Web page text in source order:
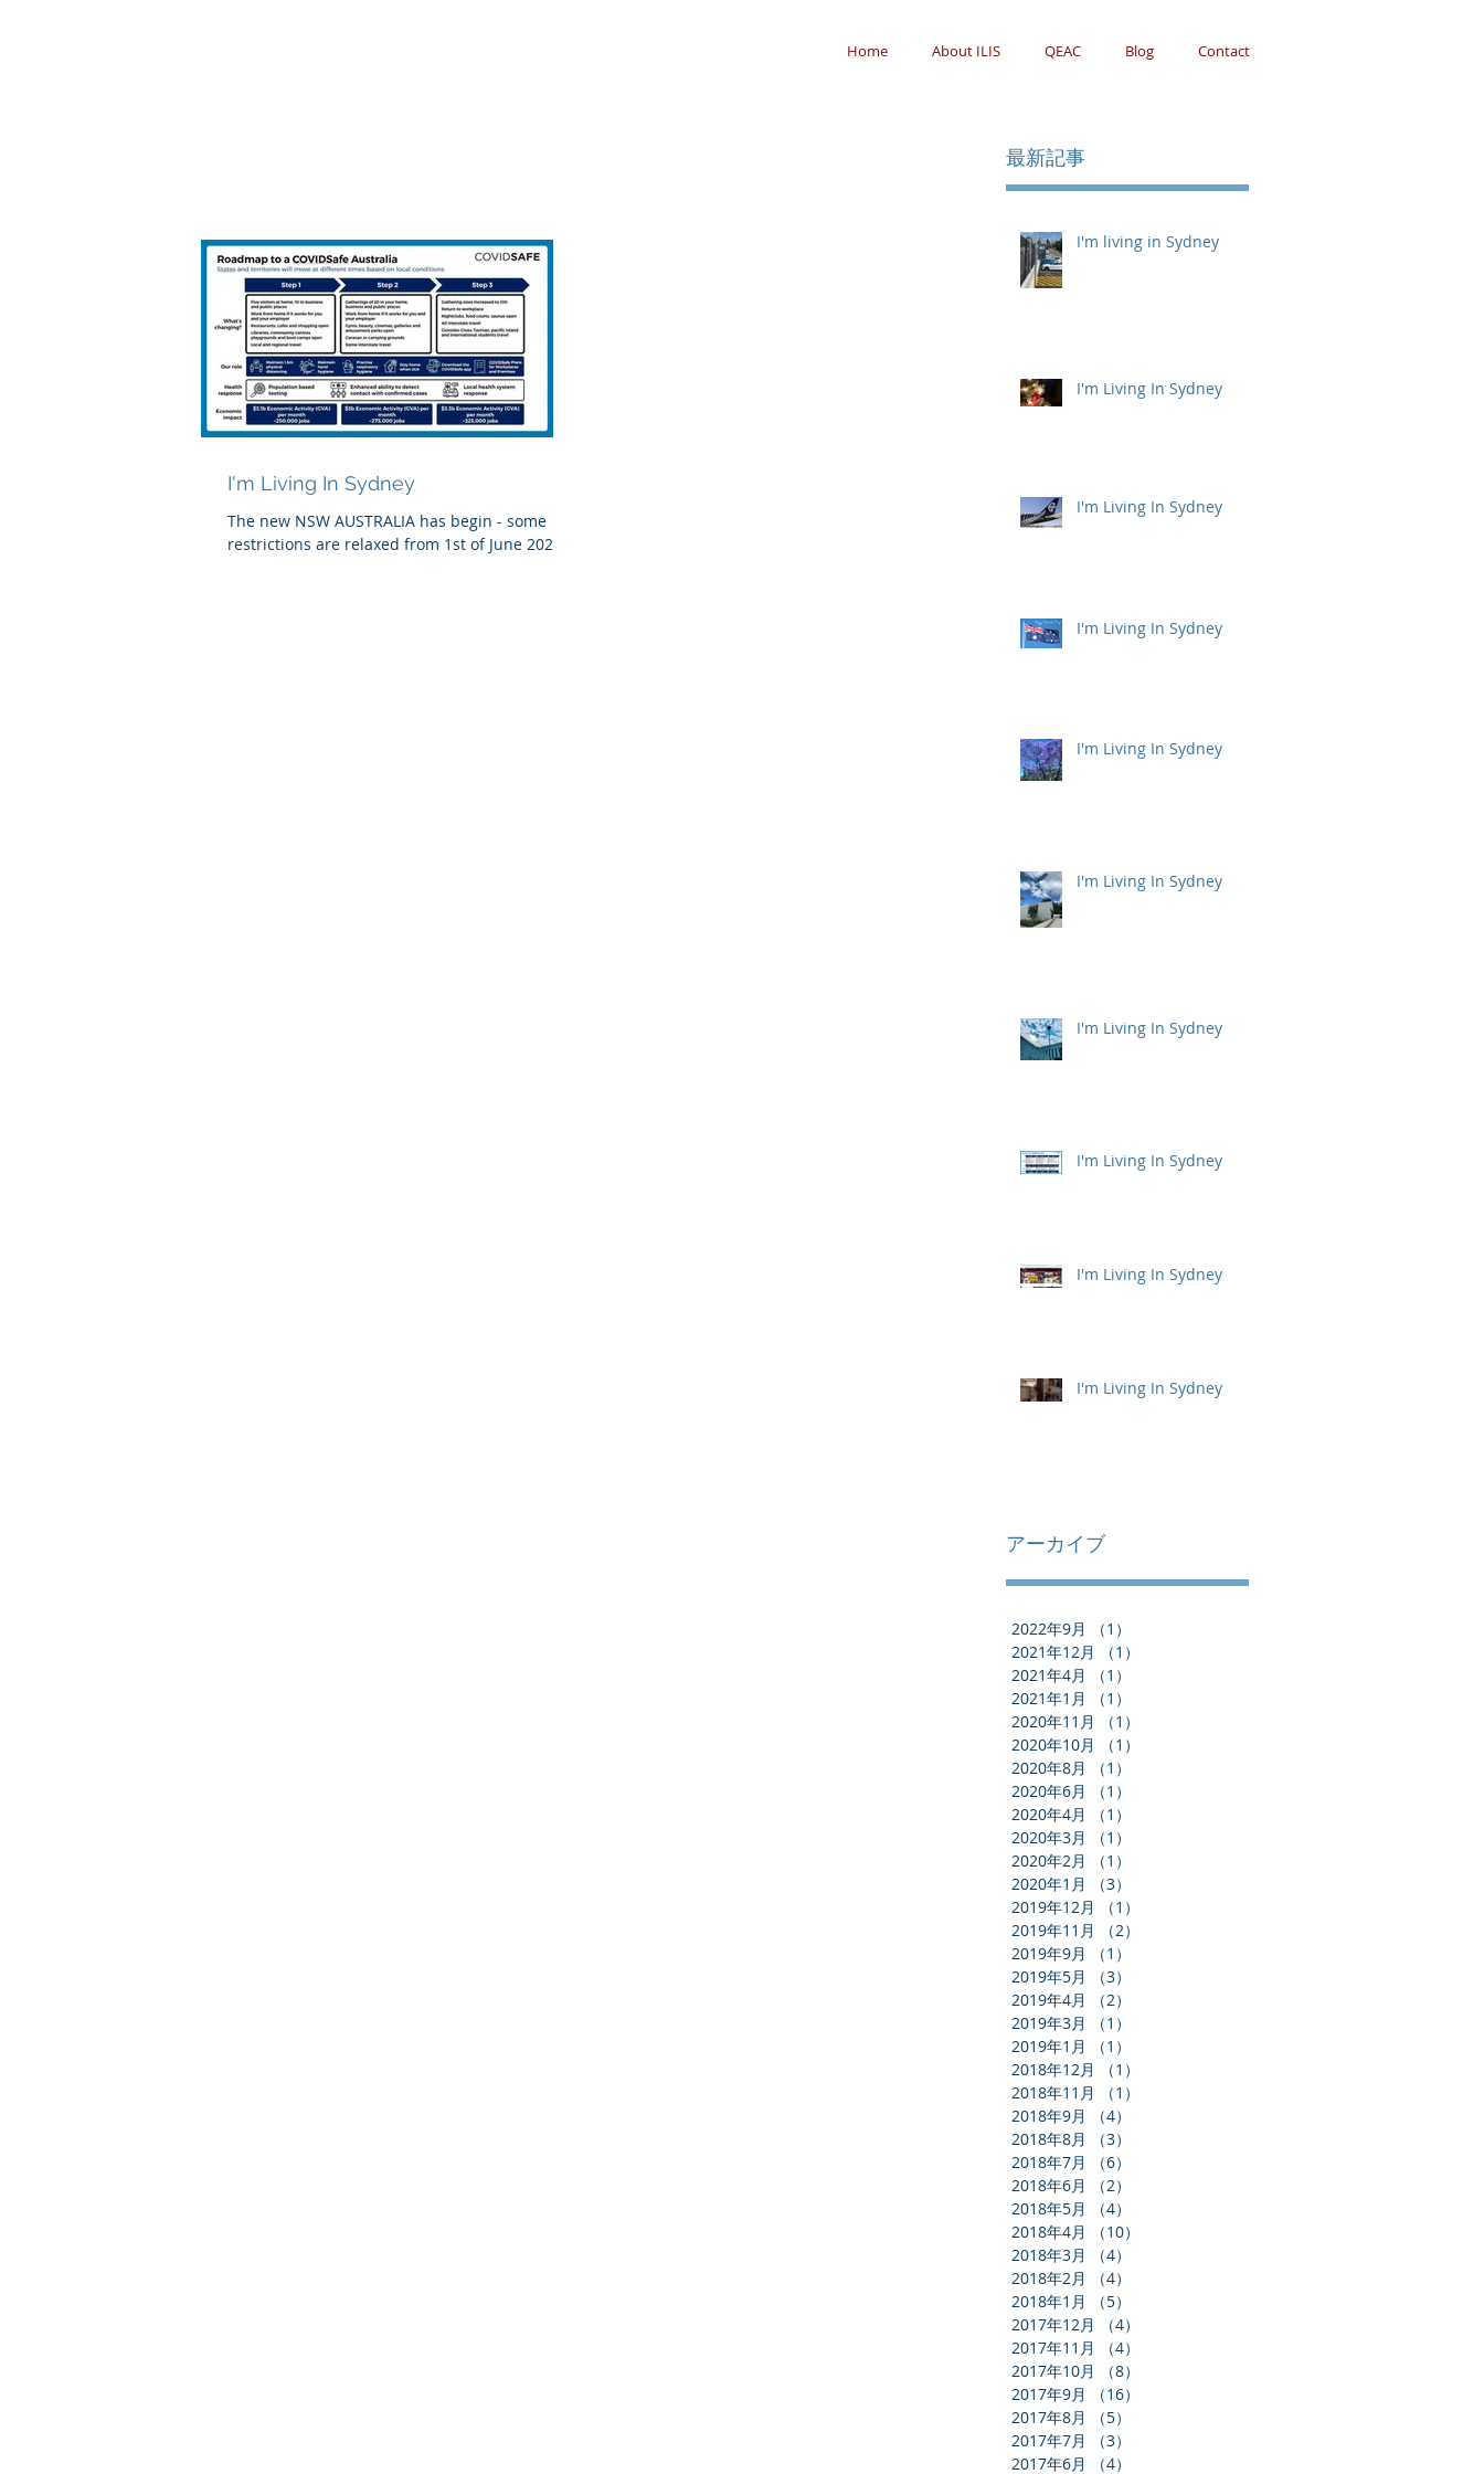
Home About ILIS QEAC Blog Contact
最新記事
I'm Living In Sydney
The new NSW AUSTRALIA has begin - some
restrictions are relaxed from 1st of June 2020
I'm living in Sydney
I'm Living In Sydney
I'm Living In Sydney
I'm Living In Sydney
I'm Living In Sydney
I'm Living In Sydney
I'm Living In Sydney
I'm Living In Sydney
I'm Living In Sydney
I'm Living In Sydney
アーカイブ
2022年9月 （1）
2021年12月
（1）
2021年4月
（1）
2021年1月
（1）
2020年11月
（1）
2020年10月
（1）
2020年8月
（1）
2020年6月
（1）
2020年4月
（1）
2020年3月
（1）
2020年2月
（1）
2020年1月
（3）
2019年12月
（1）
2019年11月
（2）
2019年9月
（1）
2019年5月
（3）
2019年4月
（2）
2019年3月
（1）
2019年1月
（1）
2018年12月
（1）
2018年11月
（1）
2018年9月
（4）
2018年8月
（3）
2018年7月
（6）
2018年6月
（2）
2018年5月
（4）
2018年4月
（10）
2018年3月
（4）
2018年2月
（4）
2018年1月
（5）
2017年12月
（4）
2017年11月
（4）
2017年10月
（8）
2017年9月
（16）
2017年8月
（5）
2017年7月
（3）
2017年6月
（4）